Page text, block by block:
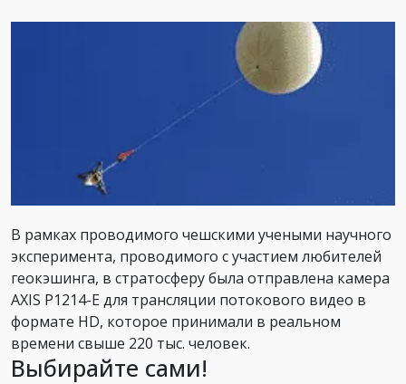
В рамках проводимого чешскими учеными научного
эксперимента, проводимого с участием любителей
геокэшинга, в стратосферу была отправлена камера
AXIS P1214-E для трансляции потокового видео в
формате HD, которое принимали в реальном
времени свыше 220 тыс. человек.
Выбирайте сами!